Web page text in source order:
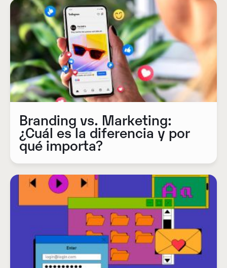
Branding vs. Marketing:
¿Cuál es la diferencia y por
qué importa?